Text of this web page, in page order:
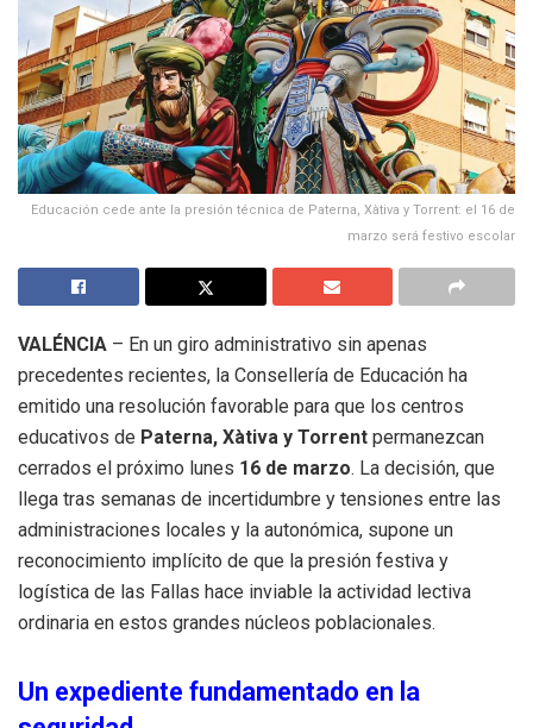
Educación cede ante la presión técnica de Paterna, Xàtiva y Torrent: el 16 de
marzo será festivo escolar
VALÉNCIA – En un giro administrativo sin apenas
precedentes recientes, la Consellería de Educación ha
emitido una resolución favorable para que los centros
educativos de Paterna, Xàtiva y Torrent permanezcan
cerrados el próximo lunes 16 de marzo. La decisión, que
llega tras semanas de incertidumbre y tensiones entre las
administraciones locales y la autonómica, supone un
reconocimiento implícito de que la presión festiva y
logística de las Fallas hace inviable la actividad lectiva
ordinaria en estos grandes núcleos poblacionales.
Un expediente fundamentado en la